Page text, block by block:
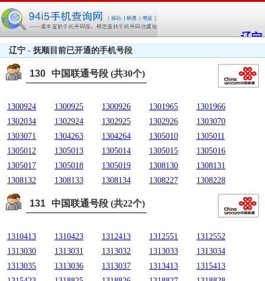
辽宁
辽宁 - 抚顺目前已开通的手机号段
130 中国联通号段 (共30个)
1300924 1300925 1300926 1301965
1301966
1302034
1302924 1302925 1302926
1303070
1303071
1304263 1304264 1305010
1305011
1305012
1305013 1305014 1305015
1305016
1305017
1305018 1305019 1308130
1308131
1308132
1308133 1308134 1308227 1308228
131 中国联通号段 (共22个)
1310413 1310423 1312413 1312551
1312552
1313030
1313031 1313032 1313033
1313034
1313035
1313036 1313037 1313413
1315413